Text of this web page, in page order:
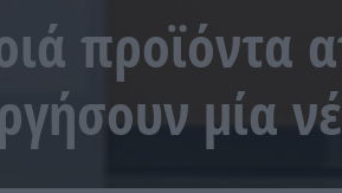
προϊόντα
μία